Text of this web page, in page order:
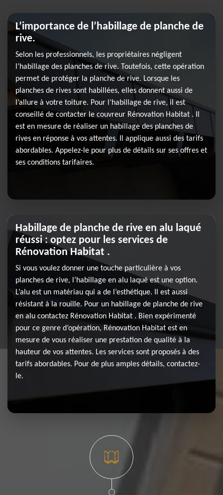
L’importance de l’habillage de planche de
rive.
Selon les professionnels, les propriétaires négligent
l’habillage des planches de rive. Toutefois, cette opération
permet de protéger la planche de rive. Lorsque les
planches de rives sont habillées, elles donnent aussi de
l’allure à votre toiture. Pour l’habillage de rive, il est
conseillé de contacter le couvreur Rénovation Habitat . Il
est en mesure de réaliser un habillage des planches de
rives en réponse à vos attentes. Il applique aussi des tarifs
abordables. Appelez-le pour plus de détails sur ses offres et
ses conditions tarifaires.
Habillage de planche de rive en alu laqué
réussi : optez pour les services de
Rénovation Habitat .
Si vous voulez donner une touche particulière à vos
planches de rive, l’habillage en alu laqué est une option.
L’alu est un matériau qui a de l’esthétique. Il est aussi
résistant à la rouille. Pour un habillage de planche de rive
en alu contactez Rénovation Habitat . Bien expérimenté
pour ce genre d’opération, Rénovation Habitat est en
mesure de vous réaliser une prestation de qualité à la
hauteur de vos attentes. Les services sont proposés à des
tarifs abordables. Pour de plus amples détails, contactez-
le.